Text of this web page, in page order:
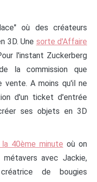
où des créateurs
3D. Une sorte d'Affaire
l'instant Zuckerberg
la commission que
vente. A moins qu'il ne
d'un ticket d'entrée
ses objets en 3D
40ème minute où on
avec Jackie,
de bougies